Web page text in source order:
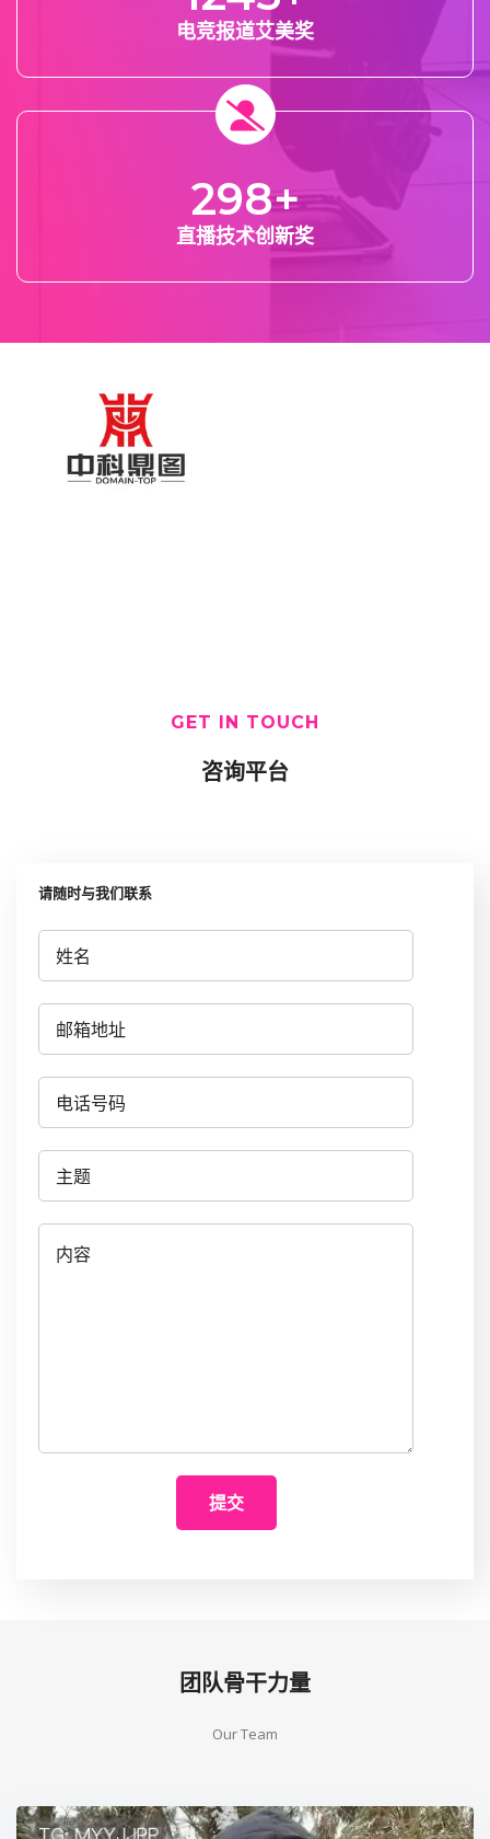
电竞报道艾美奖
298+
直播技术创新奖
GET IN TOUCH
咨询平台
请随时与我们联系
提交
团队骨干力量
Our Team